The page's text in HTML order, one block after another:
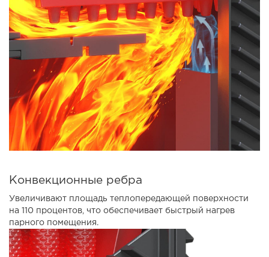
Конвекционные ребра
Увеличивают площадь теплопередающей поверхности
на 110 процентов, что обеспечивает быстрый нагрев
парного помещения.